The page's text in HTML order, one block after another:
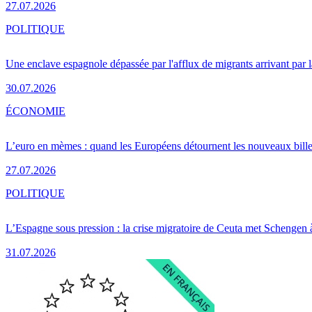
27.07.2026
Une enclave espagnole dépassée par l'afflux de migrants arrivant par
30.07.2026
POLITIQUE
L’euro en mèmes : quand les Européens détournent les nouveaux
27.07.2026
ÉCONOMIE
L’Espagne sous pression : la crise migratoire de Ceuta met Schengen
31.07.2026
POLITIQUE